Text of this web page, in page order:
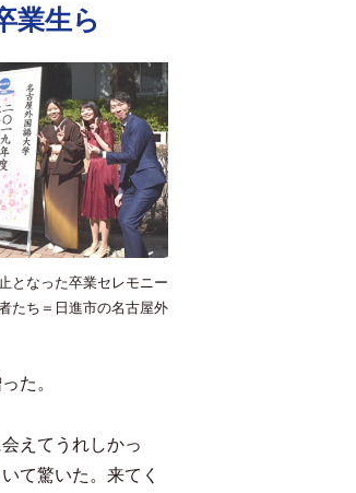
業生ら
となった卒業セレモニー
たち＝日進市の名古屋外
た。
えてうれしかっ
て驚いた。来てく